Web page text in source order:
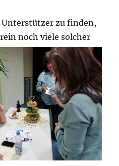
zu finden,
noch viele solcher